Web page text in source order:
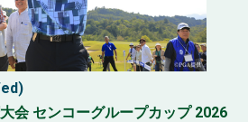
会 センコーグループカップ 2026